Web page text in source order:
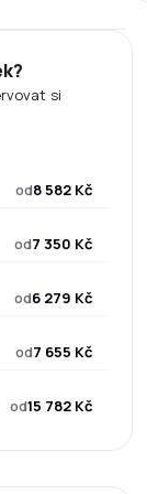
si
od8 582 Kč
od7 350 Kč
od6 279 Kč
od7 655 Kč
od15 782 Kč